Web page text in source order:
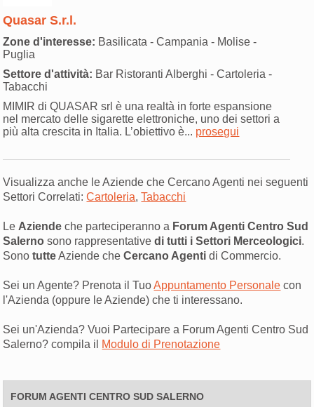
Quasar S.r.l.
Zone d'interesse: Basilicata - Campania - Molise -
Puglia
Settore d'attività: Bar Ristoranti Alberghi - Cartoleria -
Tabacchi
MIMIR di QUASAR srl è una realtà in forte espansione
nel mercato delle sigarette elettroniche, uno dei settori a
più alta crescita in Italia. L’obiettivo è... prosegui
Visualizza anche le Aziende che Cercano Agenti nei seguenti
Settori Correlati:Cartoleria,Tabacchi
Le Aziende che parteciperanno a Forum Agenti Centro Sud
Salerno sono rappresentativedi tutti i Settori Merceologici.
SonotutteAziende cheCercano Agenti di Commercio.
Sei un Agente? Prenota il TuoAppuntamento Personale con
l'Azienda (oppure le Aziende) che ti interessano.
Sei un'Azienda? Vuoi Partecipare a Forum Agenti Centro Sud
Salerno? compila il Modulo di Prenotazione
FORUM AGENTI CENTRO SUD SALERNO